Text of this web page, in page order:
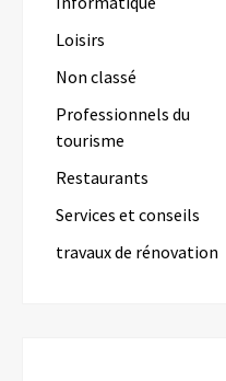
Loisirs
Non classé
Professionnels du
tourisme
Restaurants
Services et conseils
travaux de rénovation